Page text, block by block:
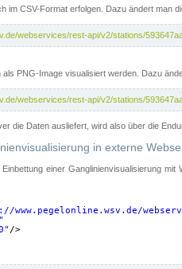
im CSV-Format erfolgen. Dazu ändert man
webservices/rest-api/v2/stations/
PNG-Image visualisiert werden. Dazu
webservices/rest-api/v2/stations/
die Daten ausliefert, wird also über die
in externe
einer Ganglinienvisualisierung
www.pegelonline.wsv.de/
/>